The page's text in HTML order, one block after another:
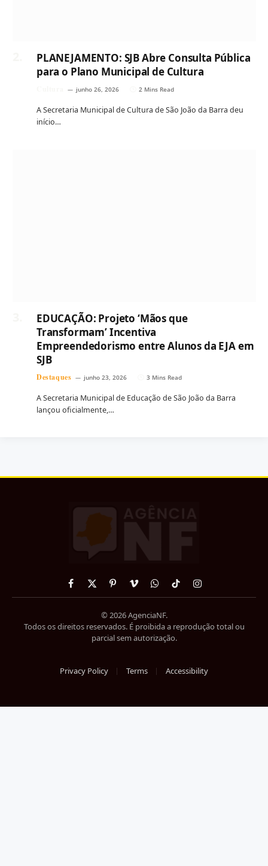
PLANEJAMENTO: SJB Abre Consulta Pública
para o Plano Municipal de Cultura
junho 26, 2026 2 Mins Read
A Secretaria Municipal de Cultura de São João da Barra deu
início…
EDUCAÇÃO: Projeto ‘Mãos que
Transformam’ Incentiva
Empreendedorismo entre Alunos da EJA em
SJB
Destaques junho 23, 2026 3 Mins Read
A Secretaria Municipal de Educação de São João da Barra
lançou oficialmente,…
Facebook
X
PinterestVimeoWhatsApp
TikTokInstagram
© 2026 AgenciaNF.
Todos os direitos reservados. É proibida a reprodução total ou
parcial sem autorização.
Privacy Policy Terms Accessibility